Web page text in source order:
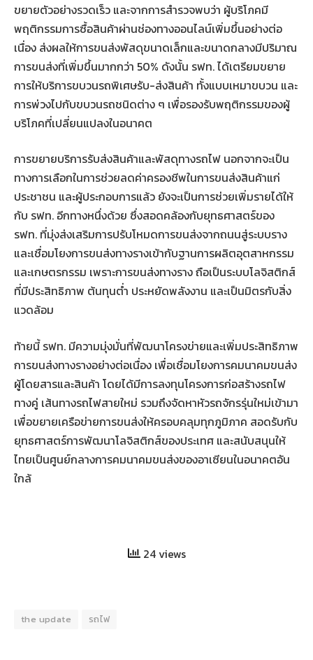
ขยายตัวอย่างรวดเร็ว และจากการสำรวจพบว่า ผู้บริโภคมี
พฤติกรรมการซื้อสินค้าผ่านช่องทางออนไลน์เพิ่มขึ้นอย่างต่อ
เนื่อง ส่งผลให้การขนส่งพัสดุขนาดเล็กและขนาดกลางมีปริมาณ
การขนส่งที่เพิ่มขึ้นมากกว่า 50% ดังนั้น รฟท. ได้เตรียมขยาย
การให้บริการขบวนรถพิเศษรับ-ส่งสินค้า ทั้งแบบเหมาขบวน และ
การพ่วงไปกับขบวนรถชนิดต่าง ๆ เพื่อรองรับพฤติกรรมของผู้
บริโภคที่เปลี่ยนแปลงในอนาคต
การขยายบริการรับส่งสินค้าและพัสดุทางรถไฟ นอกจากจะเป็น
ทางการเลือกในการช่วยลดค่าครองชีพในการขนส่งสินค้าแก่
ประชาชน และผู้ประกอบการแล้ว ยังจะเป็นการช่วยเพิ่มรายได้ให้
กับ รฟท. อีกทางหนึ่งด้วย ซึ่งสอดคล้องกับยุทธศาสตร์ของ
รฟท. ที่มุ่งส่งเสริมการปรับโหมดการขนส่งจากถนนสู่ระบบราง
และเชื่อมโยงการขนส่งทางรางเข้ากับฐานการผลิตอุตสาหกรรม
และเกษตรกรรม เพราะการขนส่งทางราง ถือเป็นระบบโลจิสติกส์
ที่มีประสิทธิภาพ ต้นทุนต่ำ ประหยัดพลังงาน และเป็นมิตรกับสิ่ง
แวดล้อม
ท้ายนี้ รฟท. มีความมุ่งมั่นที่พัฒนาโครงข่ายและเพิ่มประสิทธิภาพ
การขนส่งทางรางอย่างต่อเนื่อง เพื่อเชื่อมโยงการคมนาคมขนส่ง
ผู้โดยสารและสินค้า โดยได้มีการลงทุนโครงการก่อสร้างรถไฟ
ทางคู่ เส้นทางรถไฟสายใหม่ รวมถึงจัดหาหัวรถจักรรุ่นใหม่เข้ามา
เพื่อขยายเครือข่ายการขนส่งให้ครอบคลุมทุกภูมิภาค สอดรับกับ
ยุทธศาสตร์การพัฒนาโลจิสติกส์ของประเทศ และสนับสนุนให้
ไทยเป็นศูนย์กลางการคมนาคมขนส่งของอาเซียนในอนาคตอัน
ใกล้
24 views
the update รถไฟ